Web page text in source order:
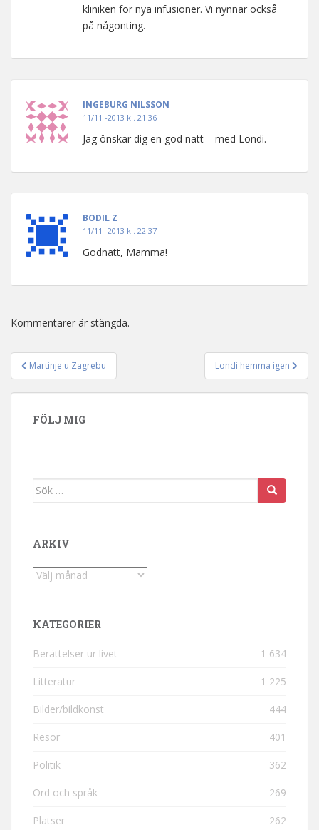
kliniken för nya infusioner. Vi nynnar också
på någonting.
INGEBURG NILSSON
11/11 -2013 kl. 21:36
Jag önskar dig en god natt – med Londi.
BODIL Z
11/11 -2013 kl. 22:37
Godnatt, Mamma!
Kommentarer är stängda.
Inläggsnavigering
Martinje u Zagrebu Londi hemma igen
FÖLJ MIG
Sök efter:
ARKIV
Arkiv
KATEGORIER
Berättelser ur livet 1 634
Litteratur 1 225
Bilder/bildkonst 444
Resor 401
Politik 362
Ord och språk 269
Platser 262